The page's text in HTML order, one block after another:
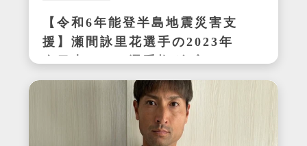
【令和6年能登半島地震災害支
援】瀬間詠里花選手の2023年
全日本テニス選手権ダブルス
優勝時サイン入りラケット